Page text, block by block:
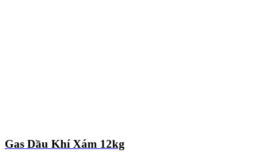
Gas Dầu Khí Xám 12kg